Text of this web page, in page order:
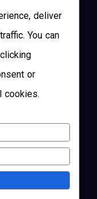
deliver
You can
or
cookies.